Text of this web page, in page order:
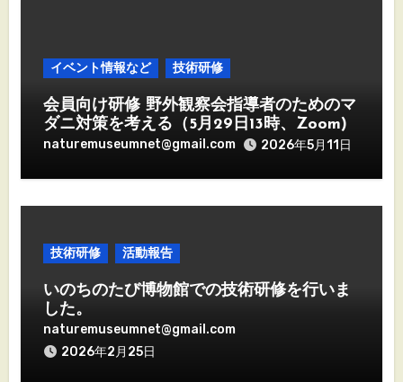
イベント情報など 技術研修
会員向け研修 野外観察会指導者のためのマ
ダニ対策を考える（5月29日13時、Zoom)
naturemuseumnet@gmail.com 2026年5月11日
技術研修 活動報告
いのちのたび博物館での技術研修を行いま
した。
naturemuseumnet@gmail.com
2026年2月25日